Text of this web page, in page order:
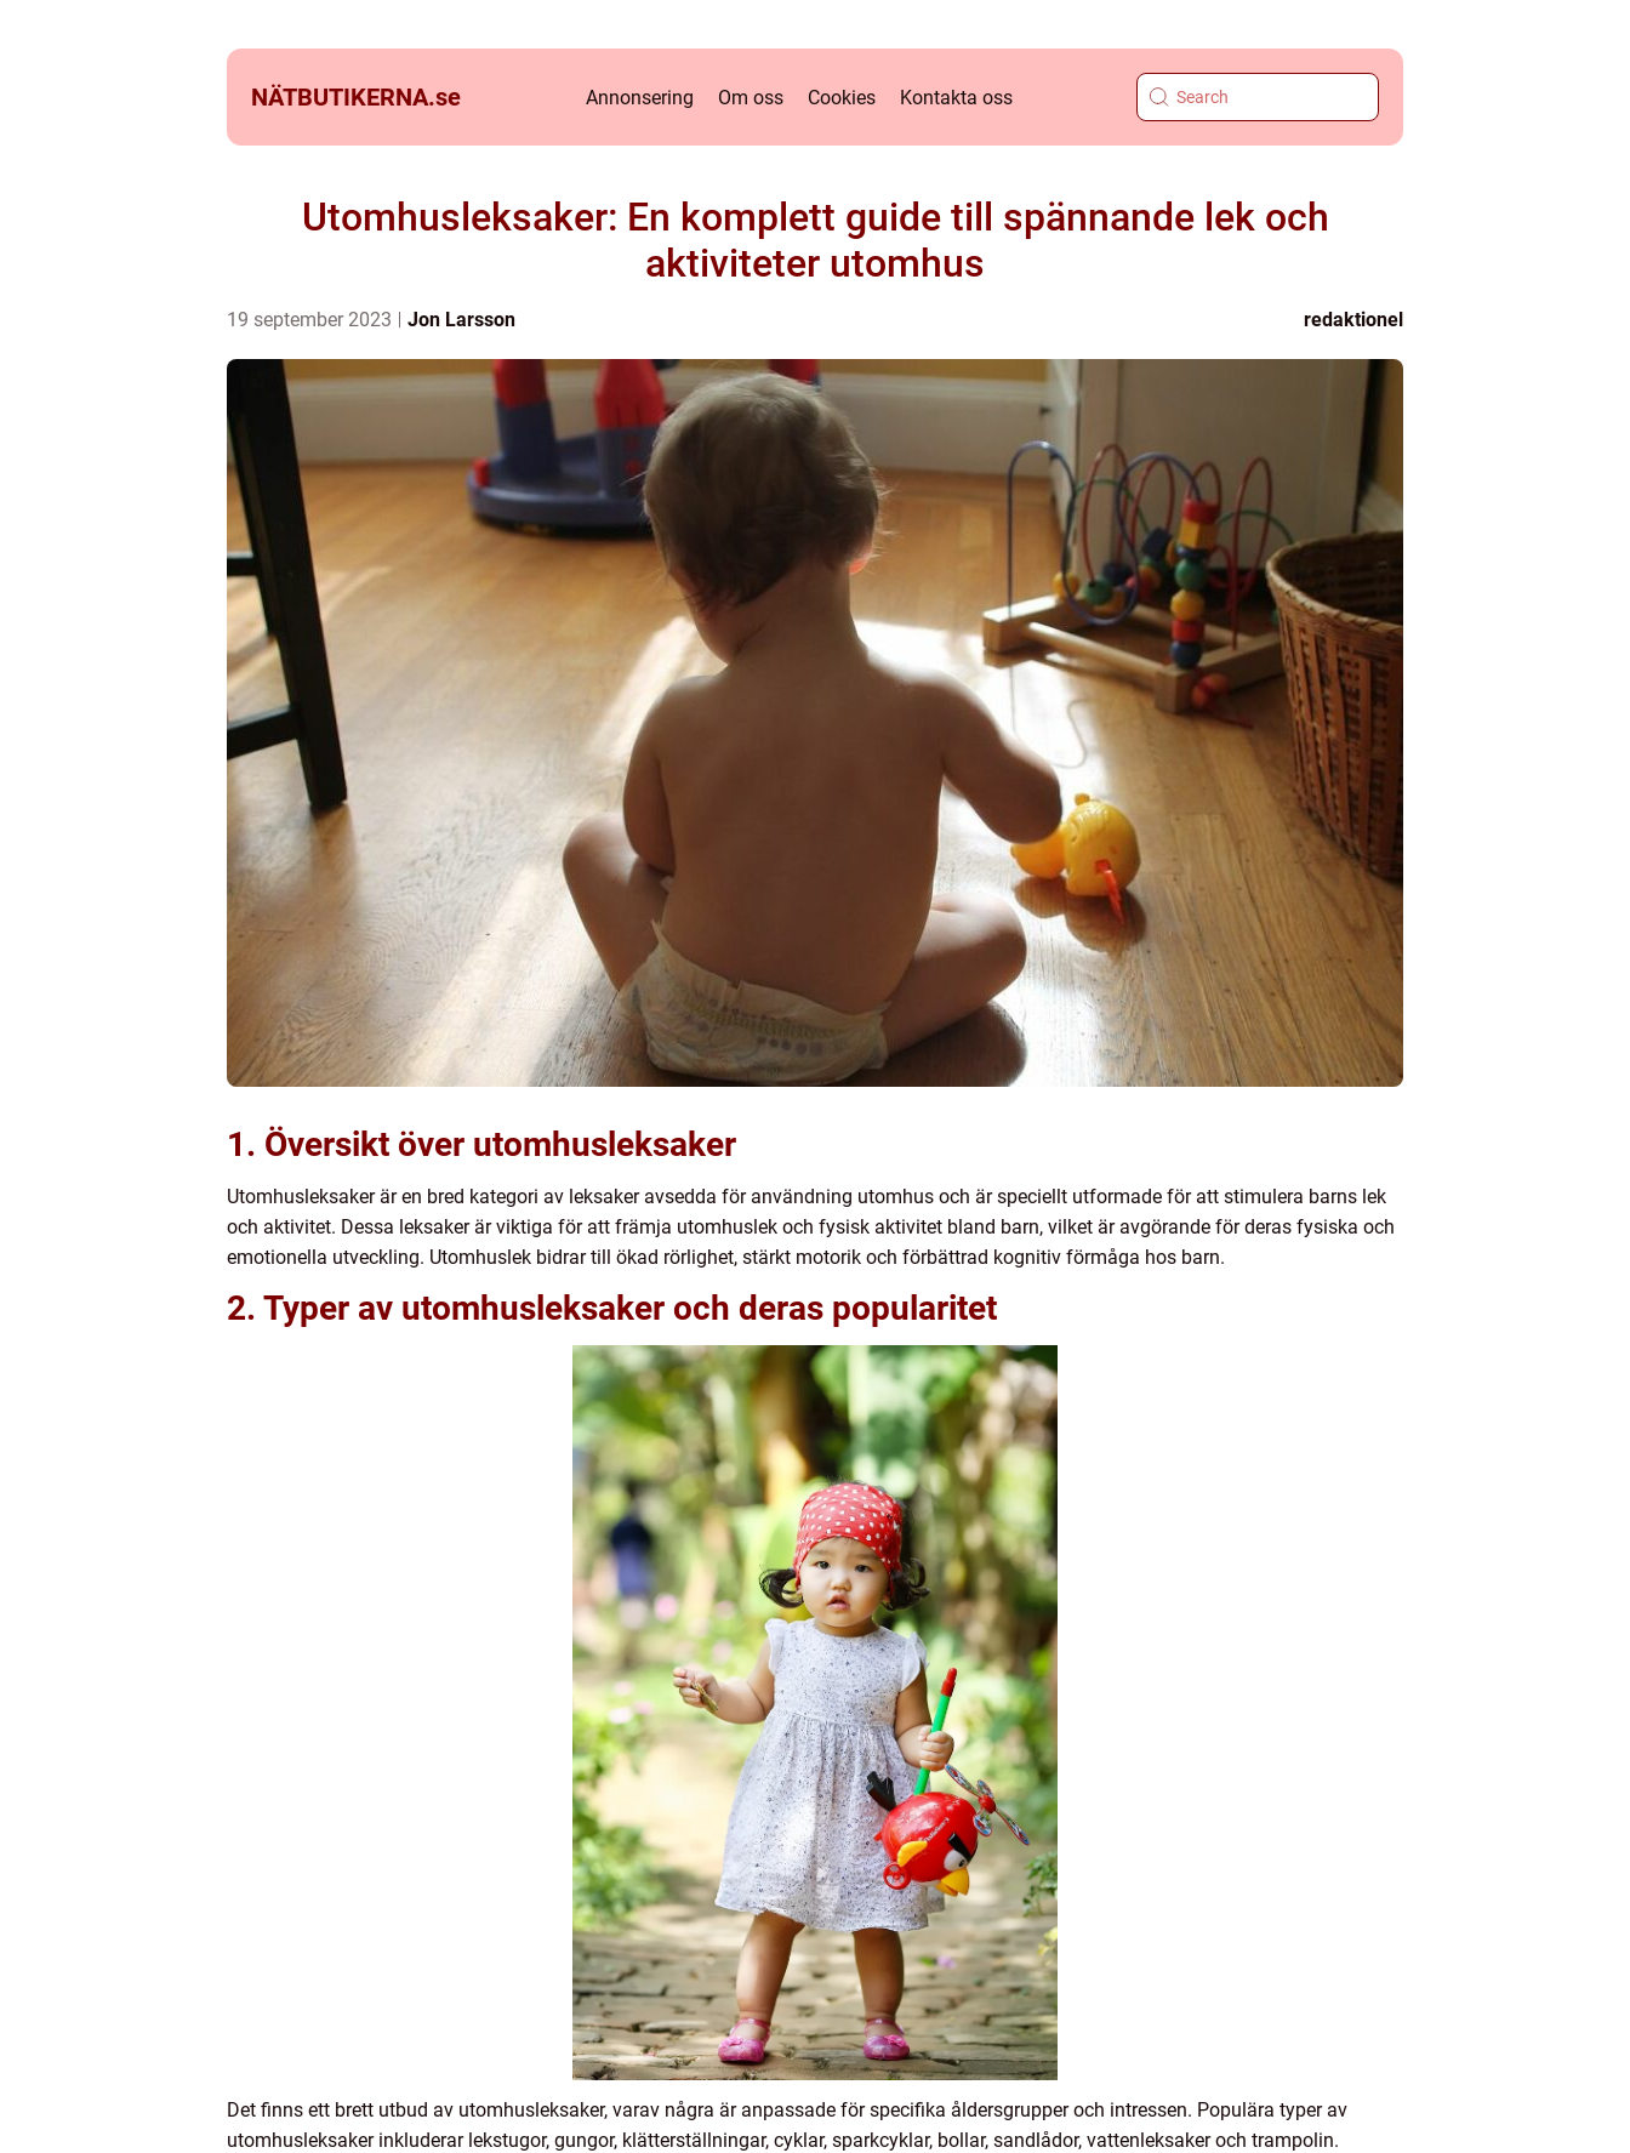
NÄTBUTIKERNA.se Annonsering Om oss Cookies Kontakta oss
Utomhusleksaker: En komplett guide till spännande lek och
aktiviteter utomhus
19 september 2023 Jon Larsson redaktionel
1. Översikt över utomhusleksaker
Utomhusleksaker är en bred kategori av leksaker avsedda för användning utomhus och är speciellt utformade för att stimulera barns lek
och aktivitet. Dessa leksaker är viktiga för att främja utomhuslek och fysisk aktivitet bland barn, vilket är avgörande för deras fysiska och
emotionella utveckling. Utomhuslek bidrar till ökad rörlighet, stärkt motorik och förbättrad kognitiv förmåga hos barn.
2. Typer av utomhusleksaker och deras popularitet
Det finns ett brett utbud av utomhusleksaker, varav några är anpassade för specifika åldersgrupper och intressen. Populära typer av
utomhusleksaker inkluderar lekstugor, gungor, klätterställningar, cyklar, sparkcyklar, bollar, sandlådor, vattenleksaker och trampolin.